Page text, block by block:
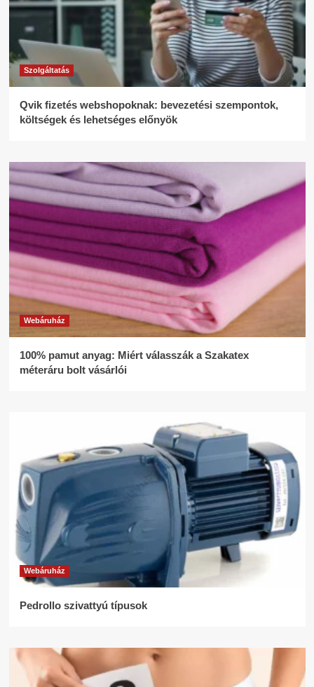
Szolgáltatás
Qvik fizetés webshopoknak: bevezetési szempontok,
költségek és lehetséges előnyök
Webáruház
100% pamut anyag: Miért válasszák a Szakatex
méteráru bolt vásárlói
Webáruház
Pedrollo szivattyú típusok